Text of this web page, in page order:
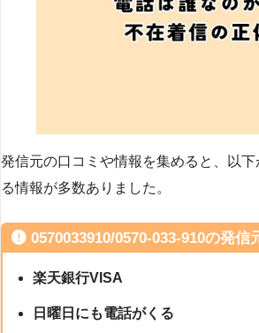
発信元の口コミや情報を集めると、以
る情報が多数ありました。
0570033910/0570-033-910の発信
楽天銀行VISA
日曜日にも電話がくる